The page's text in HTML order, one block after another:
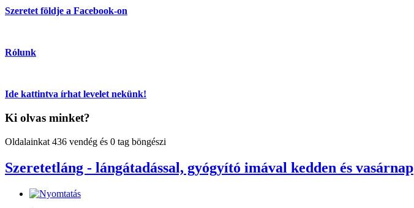
Szeretet földje a Facebook-on
Rólunk
Ide kattintva írhat levelet nekünk!
Ki olvas minket?
Oldalainkat 436 vendég és 0 tag böngészi
Szeretetláng - lángátadással, gyógyító imával kedden és vasárnap